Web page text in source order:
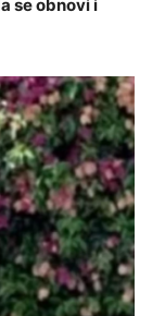
se obnovi i